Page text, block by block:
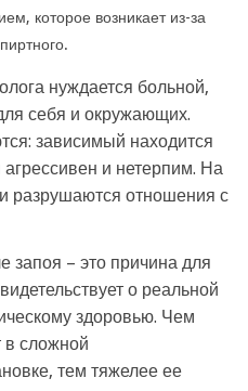
которое возникает из-за
нуждается больной,
себя и окружающих.
зависимый находится
и нетерпим. На
разрушаются отношения с
запоя – это причина для
о реальной
здоровью. Чем
в сложной
тем тяжелее ее